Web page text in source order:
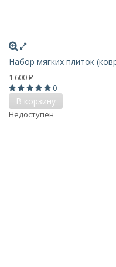
Набор мягких плиток
1 600 ₽
0
В корзину
Недоступен